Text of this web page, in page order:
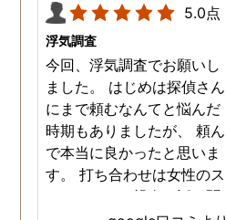
5.0点
浮気調査
今回、浮気調査でお願いし
ました。 はじめは探偵さん
にまで頼むなんてと悩んだ
時期もありましたが、 頼ん
で本当に良かったと思いま
す。 打ち合わせは女性のス
タッフさんが親身に話を聞